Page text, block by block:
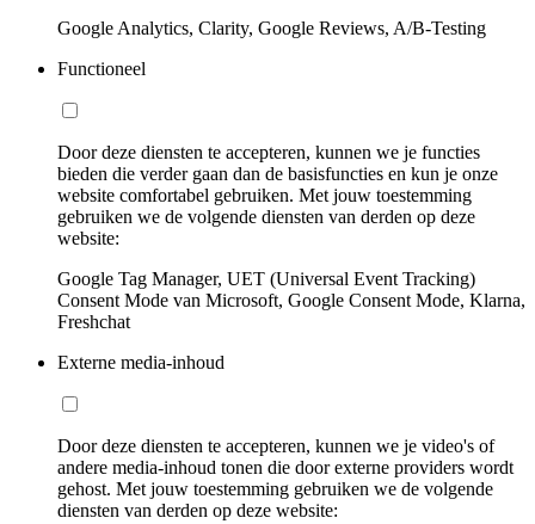
Google Analytics, Clarity, Google Reviews, A/B-Testing
Functioneel
Door deze diensten te accepteren, kunnen we je functies
bieden die verder gaan dan de basisfuncties en kun je onze
website comfortabel gebruiken. Met jouw toestemming
gebruiken we de volgende diensten van derden op deze
website:
Google Tag Manager, UET (Universal Event Tracking)
Consent Mode van Microsoft, Google Consent Mode, Klarna,
Freshchat
Externe media-inhoud
Door deze diensten te accepteren, kunnen we je video's of
andere media-inhoud tonen die door externe providers wordt
gehost. Met jouw toestemming gebruiken we de volgende
diensten van derden op deze website: